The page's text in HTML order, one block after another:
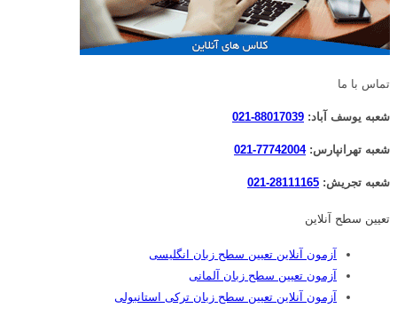
تماس با ما
شعبه یوسف آباد: 88017039-021
شعبه تهرانپارس:77742004-021
شعبه تجریش: 28111165-021
تعیین سطح آنلاین
آزمون آنلاین تعیین سطح زبان انگلیسی
آزمون تعیین سطح زبان آلمانی
آزمون آنلاین تعیین سطح زبان ترکی استانبولی